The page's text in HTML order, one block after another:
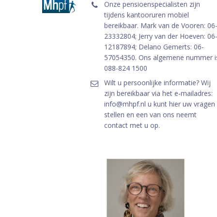
Onze pensioenspecialisten zijn
tijdens kantooruren mobiel
bereikbaar. Mark van de Vooren: 06-
23332804; Jerry van der Hoeven: 06-
12187894; Delano Gemerts: 06-
57054350. Ons algemene nummer
088-824 1500
Wilt u persoonlijke informatie? Wij
zijn bereikbaar via het e-mailadres:
info@mhpf.nl u kunt hier uw vragen
stellen en een van ons neemt
contact met u op.